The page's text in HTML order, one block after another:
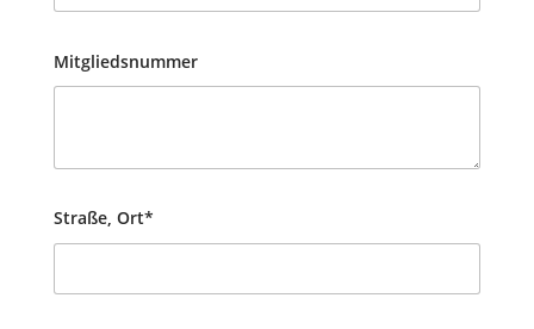
Mitgliedsnummer
Straße, Ort*